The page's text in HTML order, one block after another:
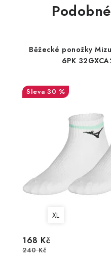
Běžecké ponožky
6PK
30 %
XL
168 Kč
240 Kč